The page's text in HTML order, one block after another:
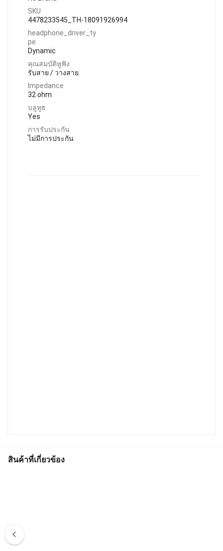
SKU
4478233545_TH-18091926994
headphone_driver_ty
pe
Dynamic
คุณสมบัติหูฟัง
รับสาย / วางสาย
Impedance
32 ohm
บลูทูธ
Yes
การรับประกัน
ไม่มีการประกัน
สินค้าที่เกี่ยวข้อง